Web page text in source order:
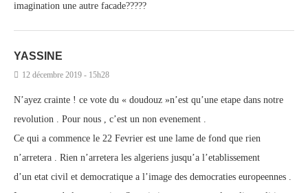
imagination une autre facade?????
YASSINE
12 décembre 2019 - 15h28
N’ayez crainte ! ce vote du « doudouz »n’est qu’une etape dans notre
revolution . Pour nous , c’est un non evenement .
Ce qui a commence le 22 Fevrier est une lame de fond que rien
n’arretera . Rien n’arretera les algeriens jusqu’a l’etablissement
d’un etat civil et democratique a l’image des democraties europeennes .